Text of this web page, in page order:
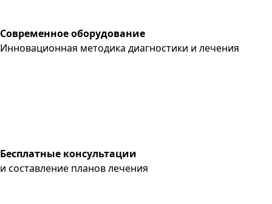
Современное оборудование
Инновационная методика диагностики и лечения
Бесплатные консультации
и составление планов лечения